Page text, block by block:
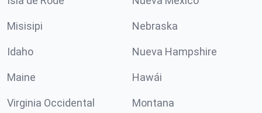
Misisipi Nebraska
Idaho Nueva Hampshire
Maine Hawái
Virginia Occidental Montana